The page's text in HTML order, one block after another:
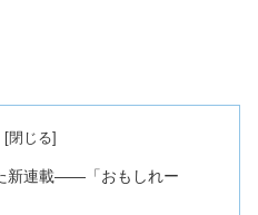
新連載——「おもしれー